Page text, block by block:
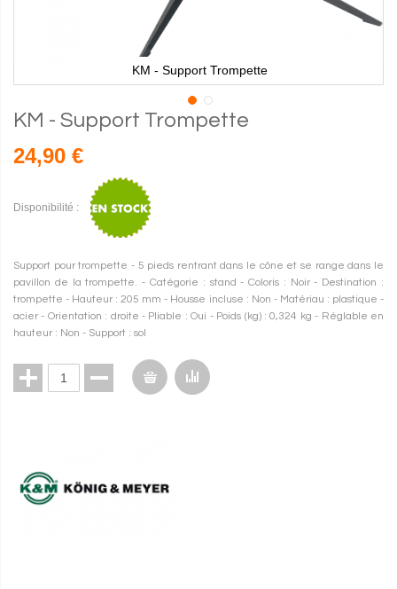
KM - Support Trompette
KM - Support Trompette
24,90 €
Disponibilité :
Support pour trompette - 5 pieds rentrant dans le cône et se range dans le
pavillon de la trompette. - Catégorie : stand - Coloris : Noir - Destination :
trompette - Hauteur : 205 mm - Housse incluse : Non - Matériau : plastique -
acier - Orientation : droite - Pliable : Oui - Poids (kg) : 0,324 kg - Réglable en
hauteur : Non - Support : sol